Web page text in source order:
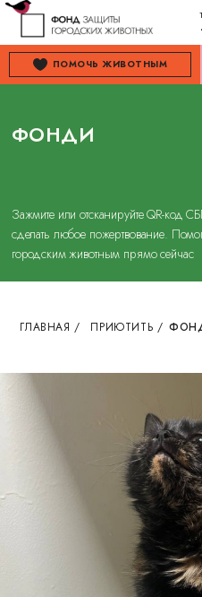
ПОМОЧЬ ЖИВОТНЫМ
ФОНДИ
Зажмите или отсканируйте QR-код
сделать любое пожертвование.
городским животным прямо сейчас
ГЛАВНАЯ / ПРИЮТИТЬ /